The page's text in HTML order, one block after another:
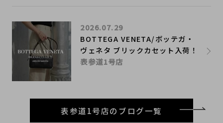
BOTTEGA VENETA/ボッテガ・
ヴェネタ ブリックカセット入荷！
2026.07.29
表参道1号店
表参道1号店のブログ一覧